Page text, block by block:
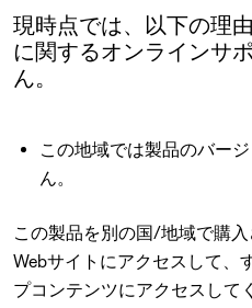
現時点では、以下の理
に関するオンラインサ
ん。
この地域では製品のバー
ん。
この製品を別の国/地域で購
Webサイトにアクセスして、
プコンテンツにアクセスして